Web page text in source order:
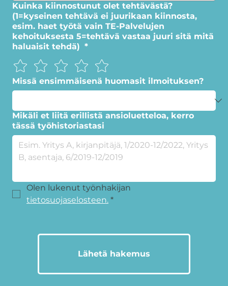
Kuinka kiinnostunut olet tehtävästä?
(1=kyseinen tehtävä ei juurikaan kiinnosta,
esim. haet työtä vain TE-Palvelujen
kehoituksesta 5=tehtävä vastaa juuri sitä mitä
haluaisit tehdä) *
Missä ensimmäisenä huomasit ilmoituksen?
Mikäli et liitä erillistä ansioluetteloa, kerro
tässä työhistoriastasi
tietosuojaselosteen. *
Lähetä hakemus